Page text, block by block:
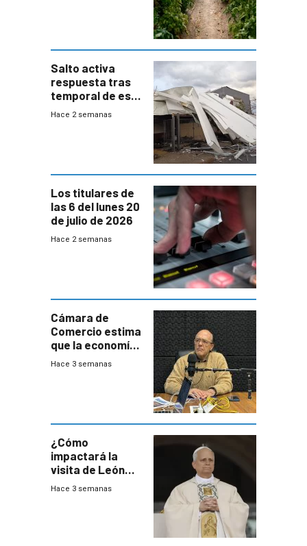
Salto activa
respuesta tras
temporal de este
sábado con
Hace 2 semanas
Los titulares de
las 6 del lunes 20
de julio de 2026
Hace 2 semanas
Cámara de
Comercio estima
que la economía
crecerá 1,6%
Hace 3 semanas
¿Cómo
impactará la
visita de León
XIV a Uruguay?
Hace 3 semanas